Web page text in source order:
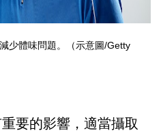
少體味問題。（示意圖/Getty
要的影響，適當攝取